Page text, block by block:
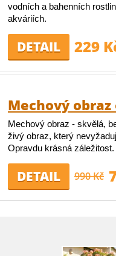
vodních a bahenních
akváriích.
DETAIL 229
Mechový
Mechový obraz - skvělá,
živý obraz, který
Opravdu krásná záležitost.
DETAIL 990 Kč